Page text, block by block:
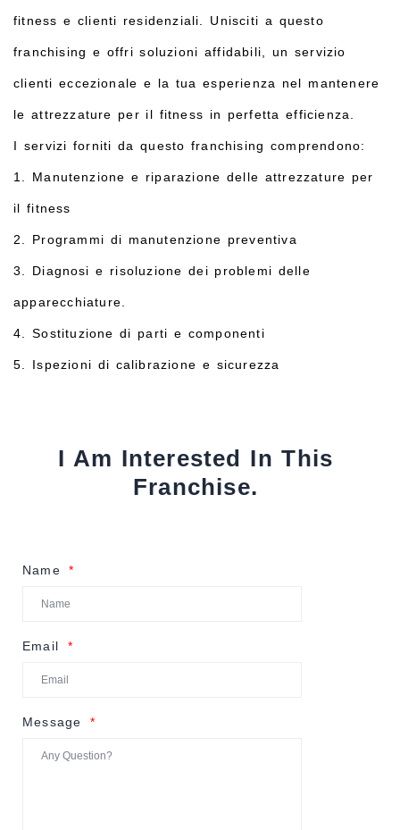
fitness e clienti residenziali. Unisciti a questo
franchising e offri soluzioni affidabili, un servizio
clienti eccezionale e la tua esperienza nel mantenere
le attrezzature per il fitness in perfetta efficienza.
I servizi forniti da questo franchising comprendono:
1. Manutenzione e riparazione delle attrezzature per
il fitness
2. Programmi di manutenzione preventiva
3. Diagnosi e risoluzione dei problemi delle
apparecchiature.
4. Sostituzione di parti e componenti
5. Ispezioni di calibrazione e sicurezza
I Am Interested In This
Franchise.
Name
Email
Message